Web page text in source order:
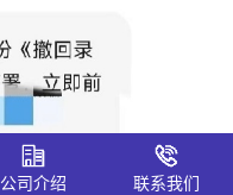
公司介绍 联系我们